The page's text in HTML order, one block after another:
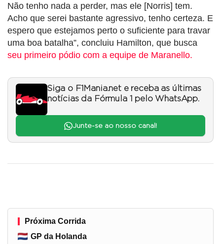
Não tenho nada a perder, mas ele [Norris] tem.
Acho que serei bastante agressivo, tenho certeza. E
espero que estejamos perto o suficiente para travar
uma boa batalha”, concluiu Hamilton, que busca
seu primeiro pódio com a equipe de Maranello.
Siga o F1Mania.net e receba as últimas
notícias da Fórmula 1 pelo WhatsApp.
Junte-se ao nosso canal!
Próxima Corrida
GP da Holanda